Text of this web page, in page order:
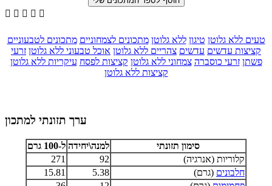
    
טעים ללא גלוטן טיגון ללא גלוטן מתכונים לצמחוניים מתכונים לטבעוניים
קציצות עדשים עדשים צהריים ללא גלוטן אוכל טבעוני ללא גלוטן זרעי
פשתן זרעי כוסברה צמחוני ללא גלוטן קציצות לפסח עיקריות ללא גלוטן
קציצות ללא גלוטן
ערך תזונתי למתכון
סימון תזונתי למנה\יחידה ל-100 גרם
קלוריות (אנרגיה)
92
271
חלבונים (גרם) 5.38
15.81